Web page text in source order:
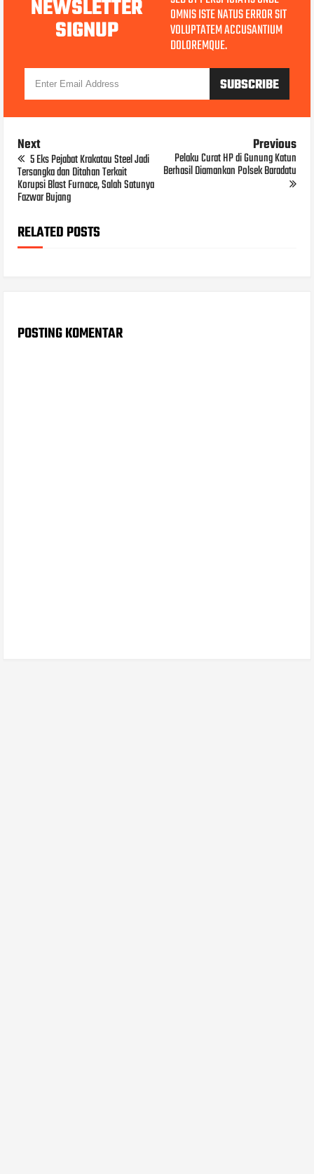
NEWSLETTER
SIGNUP
OMNIS ISTE NATUS ERROR SIT
VOLUPTATEM ACCUSANTIUM
DOLOREMQUE.
Next
5 Eks Pejabat Krakatau Steel Jadi
Tersangka dan Ditahan Terkait
Korupsi Blast Furnace, Salah Satunya
Fazwar Bujang
Previous
Pelaku Curat HP di Gunung Katun
Berhasil Diamankan Polsek Baradatu
RELATED POSTS
POSTING KOMENTAR